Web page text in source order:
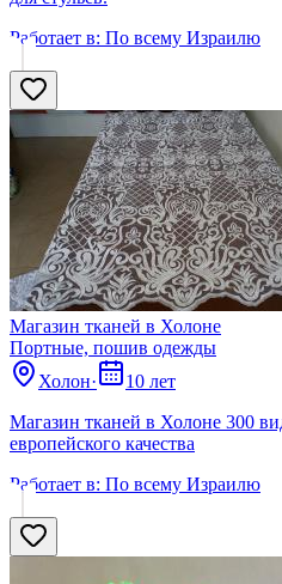
Работает в: По всему Израилю
Магазин тканей в Холоне
Портные, пошив одежды
Холон·
10 лет
Магазин тканей в Холоне 300
европейского качества
Работает в: По всему Израилю